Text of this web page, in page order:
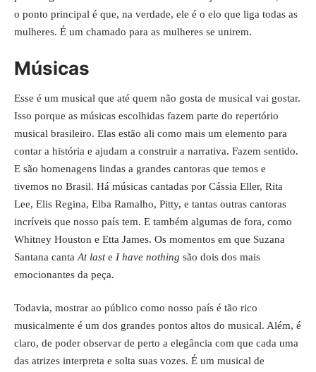
o ponto principal é que, na verdade, ele é o elo que liga todas as
mulheres. É um chamado para as mulheres se unirem.
Músicas
Esse é um musical que até quem não gosta de musical vai gostar.
Isso porque as músicas escolhidas fazem parte do repertório
musical brasileiro. Elas estão ali como mais um elemento para
contar a história e ajudam a construir a narrativa. Fazem sentido.
E são homenagens lindas a grandes cantoras que temos e
tivemos no Brasil. Há músicas cantadas por Cássia Eller, Rita
Lee, Elis Regina, Elba Ramalho, Pitty, e tantas outras cantoras
incríveis que nosso país tem. E também algumas de fora, como
Whitney Houston e Etta James. Os momentos em que Suzana
Santana canta At laste I have nothing são dois dos mais
emocionantes da peça.
Todavia, mostrar ao público como nosso país é tão rico
musicalmente é um dos grandes pontos altos do musical. Além, é
claro, de poder observar de perto a elegância com que cada uma
das atrizes interpreta e solta suas vozes. É um musical de